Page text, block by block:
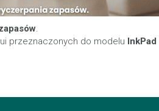
.
przeznaczonych do modelu InkPad